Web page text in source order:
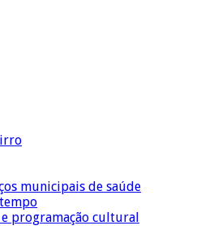
municipais de saúde
programação cultural